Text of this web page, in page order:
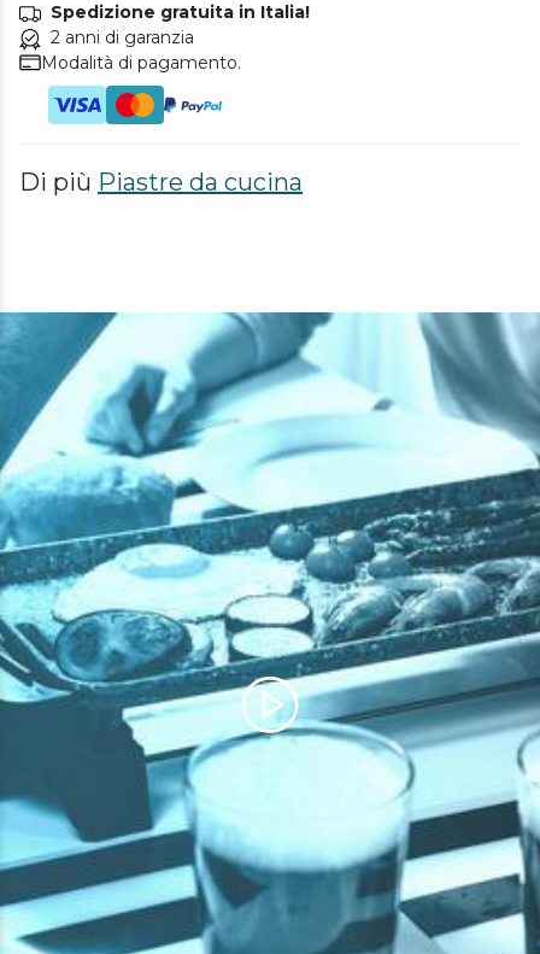
Spedizione gratuita in Italia!
2 anni di garanzia
Modalità di pagamento.
Di più Piastre da cucina